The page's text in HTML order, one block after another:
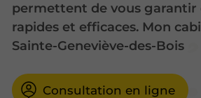
permettent de vous garantir
rapides et efficaces. Mon
Sainte-Geneviève-des-Bois
Consultation en ligne